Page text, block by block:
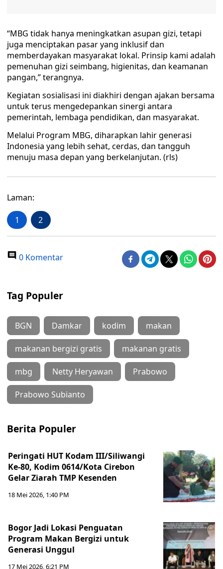
“MBG tidak hanya meningkatkan asupan gizi, tetapi
juga menciptakan pasar yang inklusif dan
memberdayakan masyarakat lokal. Prinsip kami adalah
pemenuhan gizi seimbang, higienitas, dan keamanan
pangan,” terangnya.
Kegiatan sosialisasi ini diakhiri dengan ajakan bersama
untuk terus mengedepankan sinergi antara
pemerintah, lembaga pendidikan, dan masyarakat.
Melalui Program MBG, diharapkan lahir generasi
Indonesia yang lebih sehat, cerdas, dan tangguh
menuju masa depan yang berkelanjutan. (rls)
Laman:
1 2
0 Komentar
Tag Populer
BGN Damkar kodim makan
makanan bergizi gratis makanan gratis
mbg Netty Heryawan Prabowo
Prabowo Subianto
Berita Populer
Peringati HUT Kodam III/Siliwangi
Ke-80, Kodim 0614/Kota Cirebon
Gelar Ziarah TMP Kesenden
18 Mei 2026, 1:40 PM
Bogor Jadi Lokasi Penguatan
Program Makan Bergizi untuk
Generasi Unggul
17 Mei 2026, 6:21 PM